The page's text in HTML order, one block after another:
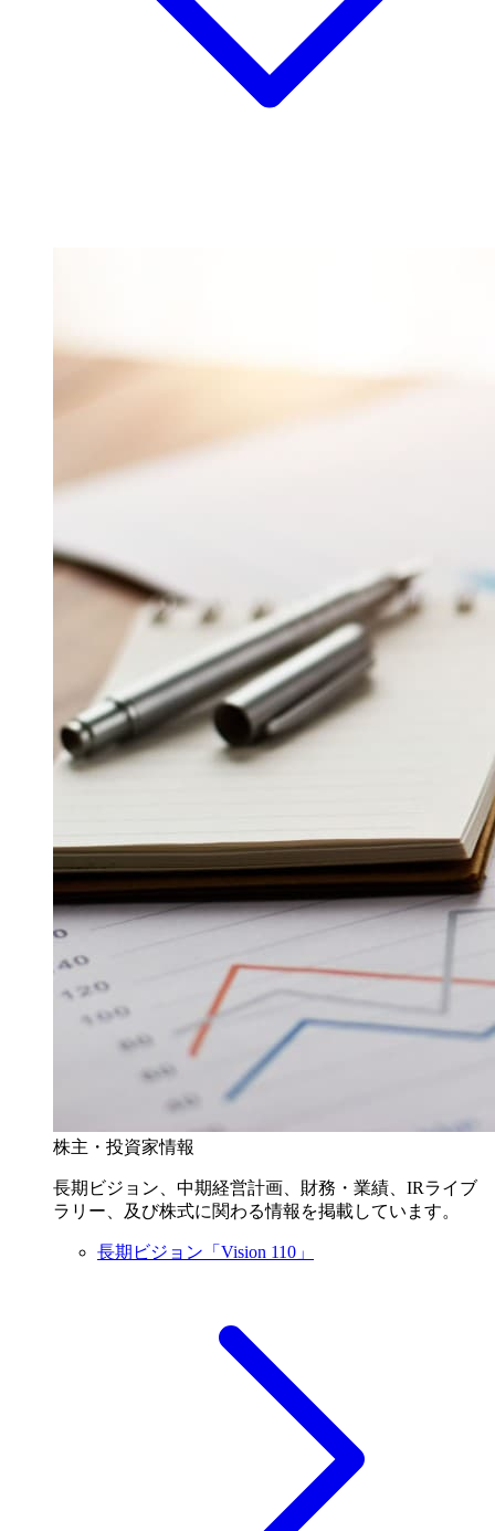
株主・投資家情報
長期ビジョン、中期経営計画、財務・業績、IRライブ
ラリー、及び株式に関わる情報を掲載しています。
長期ビジョン「Vision 110」